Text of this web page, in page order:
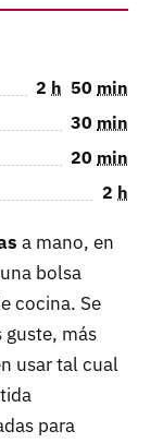
2 h 50 min
30 min
20 min
2 h
a mano, en
bolsa
cocina. Se
guste, más
usar tal cual
para